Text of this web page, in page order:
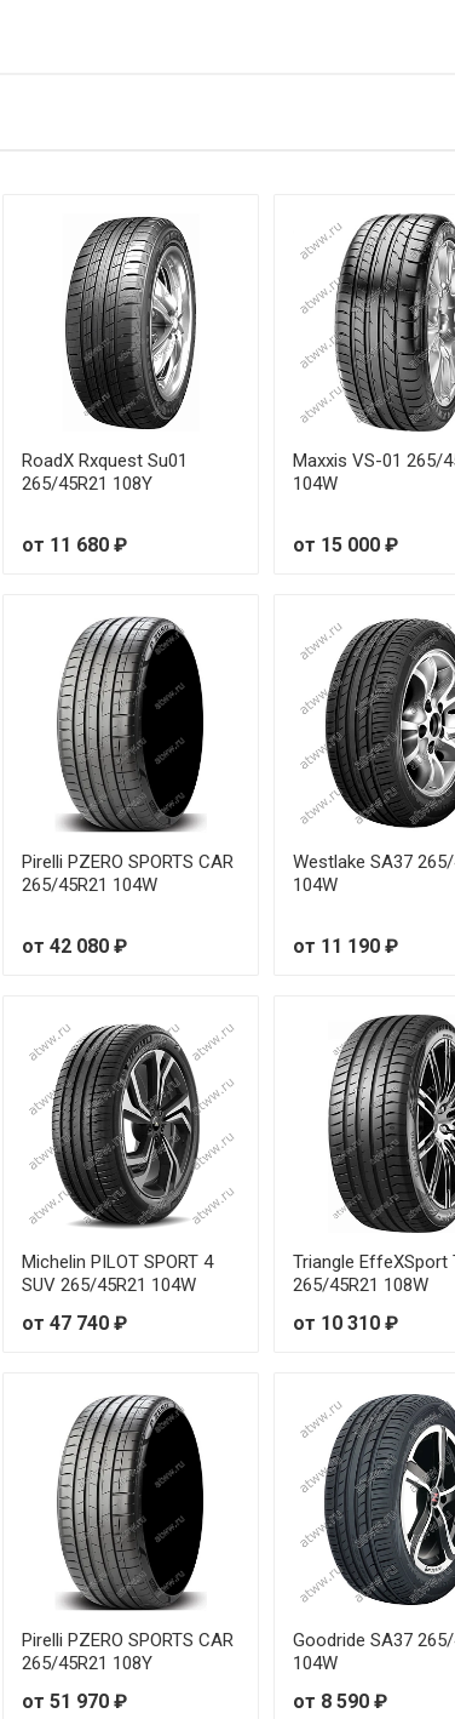
от
от
от
от
от
от
от
от
от
от
от
от
от
от
от
от
от
от
от
RoadX Rxquest Su01
265/45R21 108Y
от 11 680 ₽
Maxxis VS-01 265/
104W
от 15 000 ₽
Pirelli PZERO SPORTS CAR
265/45R21 104W
от 42 080 ₽
Westlake SA37 265/
104W
от 11 190 ₽
Michelin PILOT SPORT 4
SUV 265/45R21 104W
от 47 740 ₽
Triangle EffeXSport
265/45R21 108W
от 10 310 ₽
Pirelli PZERO SPORTS CAR
265/45R21 108Y
от 51 970 ₽
Goodride SA37 265/
104W
от 8 590 ₽